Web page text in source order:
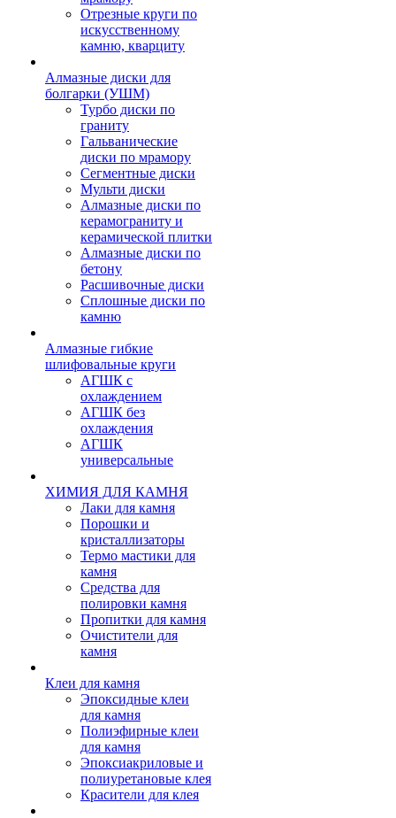
Отрезные круги по
искусственному
камню, кварциту
Алмазные диски для
болгарки (УШМ)
Турбо диски по
граниту
Гальванические
диски по мрамору
Сегментные диски
Мульти диски
Алмазные диски по
керамограниту и
керамической плитки
Алмазные диски по
бетону
Расшивочные диски
Сплошные диски по
камню
Алмазные гибкие
шлифовальные круги
АГШК с
охлаждением
АГШК без
охлаждения
АГШК
универсальные
ХИМИЯ ДЛЯ КАМНЯ
Лаки для камня
Порошки и
кристаллизаторы
Термо мастики для
камня
Средства для
полировки камня
Пропитки для камня
Очистители для
камня
Клеи для камня
Эпоксидные клеи
для камня
Полиэфирные клеи
для камня
Эпоксиакриловые и
полиуретановые клея
Красители для клея